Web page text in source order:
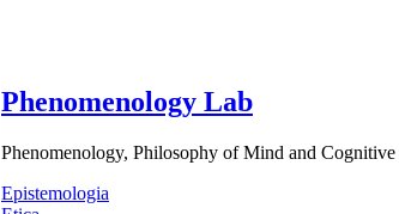
Phenomenology Lab
Phenomenology, Philosophy of Mind and
Epistemologia